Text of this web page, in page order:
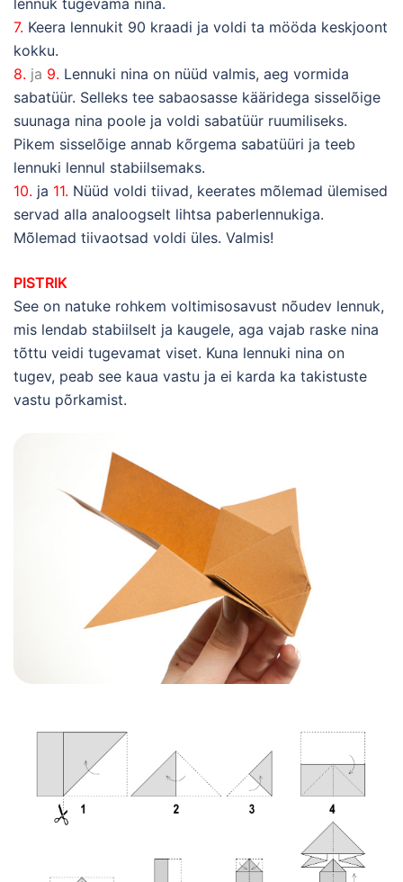
lennuk tugevama nina.
7. Keera lennukit 90 kraadi ja voldi ta mööda keskjoont
kokku.
8. ja 9. Lennuki nina on nüüd valmis, aeg vormida
sabatüür. Selleks tee sabaosasse kääridega sisselõige
suunaga nina poole ja voldi sabatüür ruumiliseks.
Pikem sisselõige annab kõrgema sabatüüri ja teeb
lennuki lennul stabiilsemaks.
10. ja 11. Nüüd voldi tiivad, keerates mõlemad ülemised
servad alla analoogselt lihtsa paberlennukiga.
Mõlemad tiivaotsad voldi üles. Valmis!
PISTRIK
See on natuke rohkem voltimisosavust nõudev lennuk,
mis lendab stabiilselt ja kaugele, aga vajab raske nina
tõttu veidi tugevamat viset. Kuna lennuki nina on
tugev, peab see kaua vastu ja ei karda ka takistuste
vastu põrkamist.